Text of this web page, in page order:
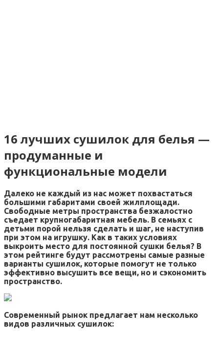
16 лучших сушилок для белья —
продуманные и
функциональные модели
Далеко не каждый из нас может похвастаться
большими габаритами своей жилплощади.
Свободные метры пространства безжалостно
съедает крупногабаритная мебель. В семьях с
детьми порой нельзя сделать и шаг, не наступив
при этом на игрушку. Как в таких условиях
выкроить место для постоянной сушки белья? В
этом рейтинге будут рассмотрены самые разные
варианты сушилок, которые помогут не только
эффективно высушить все вещи, но и сэкономить
пространство.
Современный рынок предлагает нам несколько
видов различных сушилок: